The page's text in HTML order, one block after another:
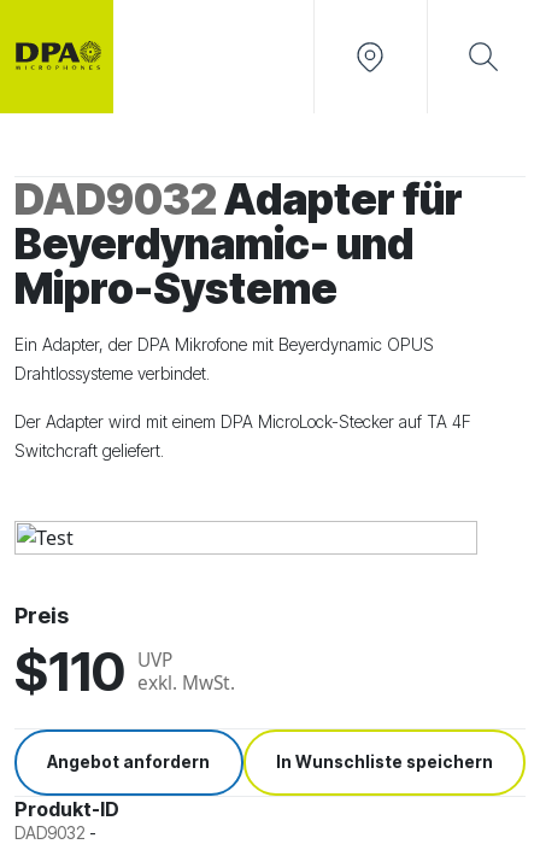
DAD9032Adapter für
Beyerdynamic- und
Mipro-Systeme
Ein Adapter, der DPA Mikrofone mit Beyerdynamic OPUS
Drahtlossysteme verbindet.
Der Adapter wird mit einem DPA MicroLock-Stecker auf TA 4F
Switchcraft geliefert.
Preis
$110 UVP
exkl. MwSt.
Angebot anfordern In Wunschliste speichern
Produkt-ID
DAD9032 -